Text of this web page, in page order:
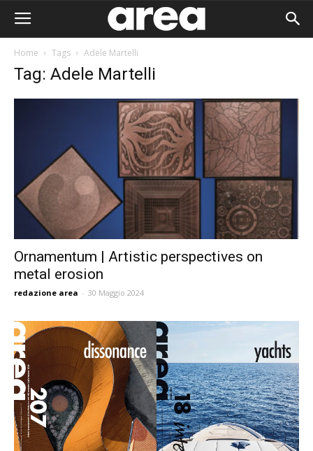
Home Tags Adele Martelli
Tag: Adele Martelli
Ornamentum | Artistic perspectives on
metal erosion
redazione area - 30 Maggio 2024